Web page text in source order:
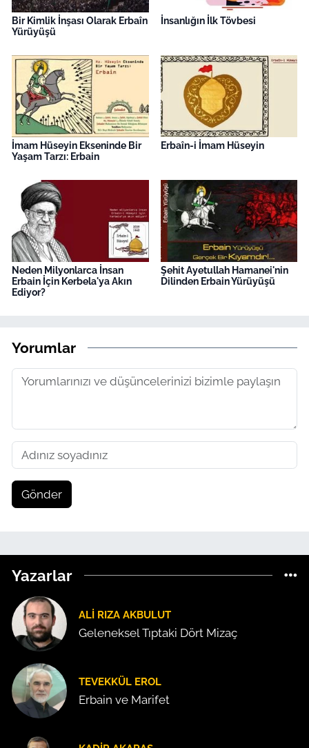
Bir Kimlik İnşası Olarak Erbaîn
Yürüyüşü
İnsanlığın İlk Tövbesi
İmam Hüseyin Ekseninde Bir
Yaşam Tarzı: Erbain
Erbaîn-i İmam Hüseyin
Neden Milyonlarca İnsan
Erbain İçin Kerbela'ya Akın
Ediyor?
Şehit Ayetullah Hamanei'nin
Dilinden Erbain Yürüyüşü
Yorumlar
Gönder
Yazarlar
ALI RIZA AKBULUT
Geleneksel Tıptaki Dört Mizaç
TEVEKKÜL EROL
Erbain ve Marifet